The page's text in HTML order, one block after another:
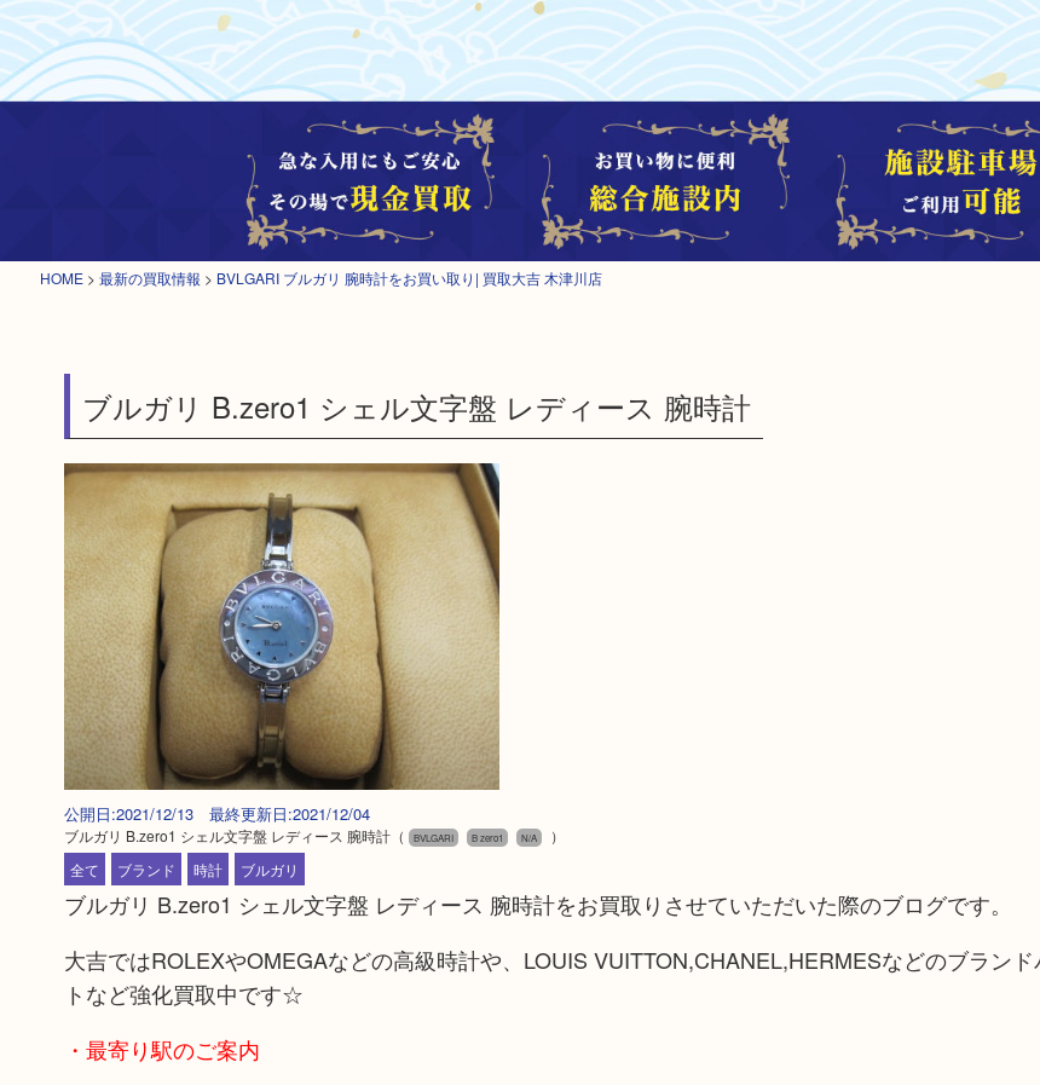
HOME > 最新の買取情報 > BVLGARI ブルガリ 腕時計をお買い取り| 買取大吉 木津川店
ブルガリ B.zero1 シェル文字盤 レディース 腕時計
公開日:2021/12/13 最終更新日:2021/12/04
ブルガリ B.zero1 シェル文字盤 レディース 腕時計（ BVLGARI B zero1 N/A
）
全て
ブランド 時計 ブルガリ
ブルガリ B.zero1 シェル文字盤 レディース 腕時計をお買取りさせていただいた際のブログです。
大吉ではROLEXやOMEGAなどの高級時計や、LOUIS VUITTON,CHANEL,HERMESなどのブラン
トなど強化買取中です☆
・最寄り駅のご案内